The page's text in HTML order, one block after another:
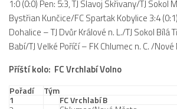
1:0 (0:0) Pen: 5:3, TJ Slavoj Skřivany/TJ Sokol
Bystřian Kunčice/FC Spartak Kobylice 3:4
Dohalice – TJ Dvůr Králové n. L./TJ Sokol Bílá
Babí/TJ Velké Poříčí – FK Chlumec n. C. /
Příští kolo: FC Vrchlabí Volno
Pořadí Tým
1 FC Vrchlabí B